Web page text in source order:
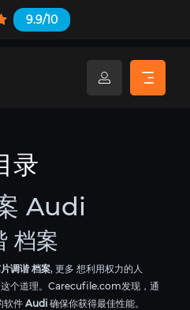
9.9/10
录
Audi
档案
调谐 档案, 更多 想利用权力的人
这个道理。Carecufile.com发现，通
软件 Audi 确保你获得最佳性能。